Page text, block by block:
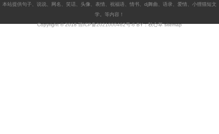
本站提供句子 说说 网名 笑话 头像 表情 祝福语 情书 dj舞曲 语录 爱情
小狸猫短文
学 。等内容！
Copyright © 2018琼ICP备2021000462号-6BY：秋心草sitemap